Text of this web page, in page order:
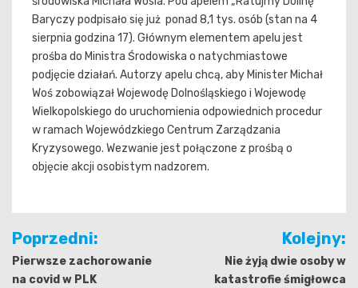
Baryczy podpisało się już ponad 8,1 tys. osób (stan na 4
sierpnia godzina 17). Głównym elementem apelu jest
prośba do Ministra Środowiska o natychmiastowe
podjęcie działań. Autorzy apelu chcą, aby Minister Michał
Woś zobowiązał Wojewodę Dolnośląskiego i Wojewodę
Wielkopolskiego do uruchomienia odpowiednich procedur
w ramach Wojewódzkiego Centrum Zarządzania
Kryzysowego. Wezwanie jest połączone z prośbą o
objęcie akcji osobistym nadzorem.
Nawigacja
wpisu
Poprzedni:
Pierwsze zachorowanie
na covid w PLK
Kolejny:
Nie żyją dwie osoby w
katastrofie śmigłowca